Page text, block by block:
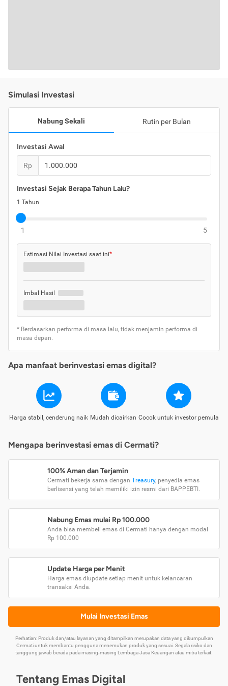
Simulasi Investasi
Nabung Sekali Rutin per Bulan
Investasi Awal
Rp
Investasi Sejak Berapa Tahun Lalu?
1 Tahun
1 5
Estimasi Nilai Investasi saat ini*
Imbal Hasil
* Berdasarkan performa di masa lalu, tidak menjamin performa di
masa depan.
Apa manfaat berinvestasi emas digital?
Harga stabil, cenderung naik Mudah dicairkan Cocok untuk investor pemula
Mengapa berinvestasi emas di Cermati?
100% Aman dan Terjamin
Cermati bekerja sama dengan Treasury, penyedia emas
berlisensi yang telah memiliki izin resmi dari BAPPEBTI.
Nabung Emas mulai Rp 100.000
Anda bisa membeli emas di Cermati hanya dengan modal
Rp 100.000
Update Harga per Menit
Harga emas diupdate setiap menit untuk kelancaran
transaksi Anda.
Mulai Investasi Emas
Perhatian: Produk dan/atau layanan yang ditampilkan merupakan data yang dikumpulkan
Cermati untuk membantu pengguna menemukan produk yang sesuai. Segala risiko dan
tanggung jawab berada pada masing-masing Lembaga Jasa Keuangan atau mitra terkait.
Tentang Emas Digital